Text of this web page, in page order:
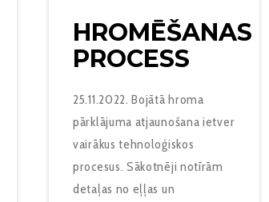
HROMĒŠANAS
PROCESS
25.11.2022. Bojātā hroma
pārklājuma atjaunošana ietver
vairākus tehnoloģiskos
procesus. Sākotnēji notīrām
detaļas no eļļas un